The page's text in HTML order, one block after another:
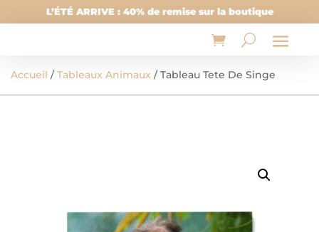
L’ÉTÉ ARRIVE : 40% de remise sur la boutique
Accueil /Tableaux Animaux / Tableau Tete De Singe